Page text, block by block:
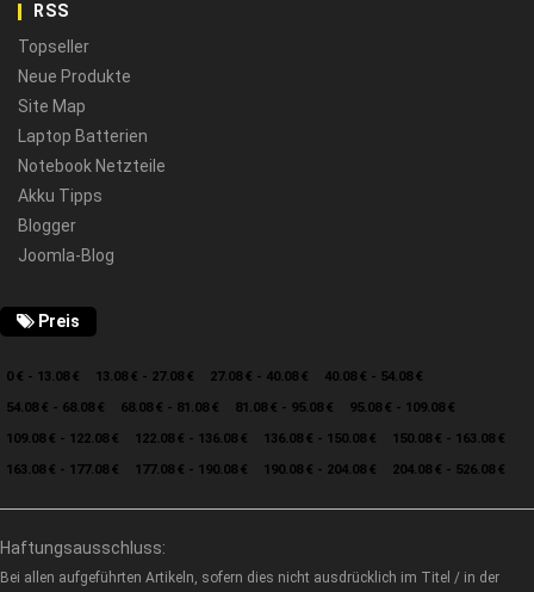
RSS
Topseller
Neue Produkte
Site Map
Laptop Batterien
Notebook Netzteile
Akku Tipps
Blogger
Joomla-Blog
Preis
0 € - 13.08 € 13.08 € - 27.08 € 27.08 € - 40.08 €
40.08 € - 54.08 €
54.08 € - 68.08 €
68.08 € - 81.08 € 81.08 € - 95.08 €
95.08 € - 109.08 €
109.08 € - 122.08 €
122.08 € - 136.08 € 136.08 € - 150.08 €
150.08 € - 163.08 €
163.08 € - 177.08 €
177.08 € - 190.08 € 190.08 € - 204.08 € 204.08 € - 526.08 €
Haftungsausschluss:
Bei allen aufgeführten Artikeln, sofern dies nicht ausdrücklich im Titel / in der